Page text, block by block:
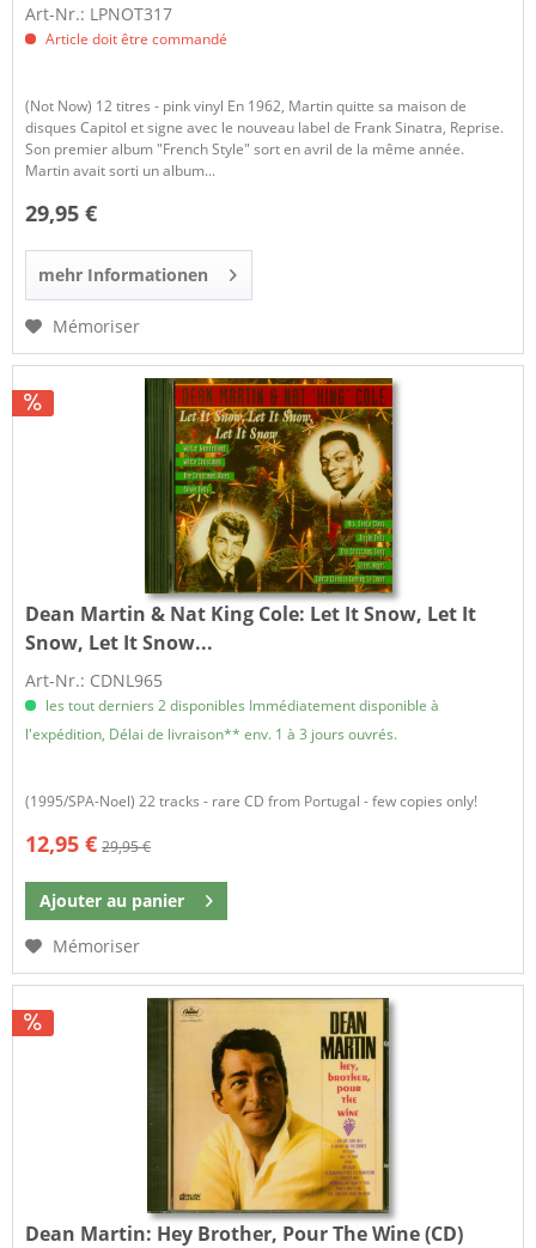
Art-Nr.: LPNOT317
Article doit être commandé
(Not Now) 12 titres - pink vinyl En 1962, Martin quitte sa maison de
disques Capitol et signe avec le nouveau label de Frank Sinatra, Reprise.
Son premier album "French Style" sort en avril de la même année.
Martin avait sorti un album...
29,95 €
mehr Informationen
Mémoriser
Dean Martin & Nat King Cole: Let It Snow, Let It
Snow, Let It Snow...
Art-Nr.: CDNL965
les tout derniers 2 disponibles Immédiatement disponible à
l'expédition, Délai de livraison** env. 1 à 3 jours ouvrés.
(1995/SPA-Noel) 22 tracks - rare CD from Portugal - few copies only!
12,95 € 29,95 €
Ajouter au panier
Mémoriser
Dean Martin: Hey Brother, Pour The Wine (CD)